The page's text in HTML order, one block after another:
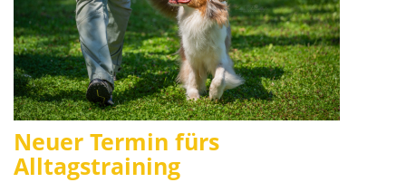
Neuer Termin fürs
Alltagstraining